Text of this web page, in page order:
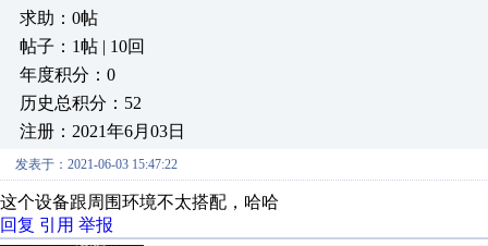
求助：0帖
帖子：1帖 | 10回
年度积分：0
历史总积分：52
注册：2021年6月03日
发表于：2021-06-03 15:47:22
这个设备跟周围环境不太搭配，哈哈
回复 引用 举报